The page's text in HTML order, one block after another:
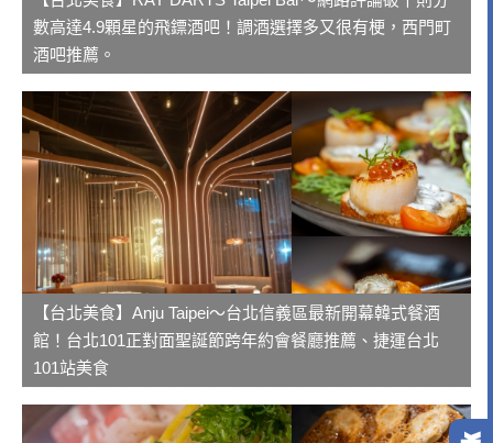
數高達4.9顆星的飛鏢酒吧！調酒選擇多又很有梗，西門町
酒吧推薦。
【台北美食】Anju Taipei～台北信義區最新開幕韓式餐酒
館！台北101正對面聖誕節跨年約會餐廳推薦、捷運台北
101站美食